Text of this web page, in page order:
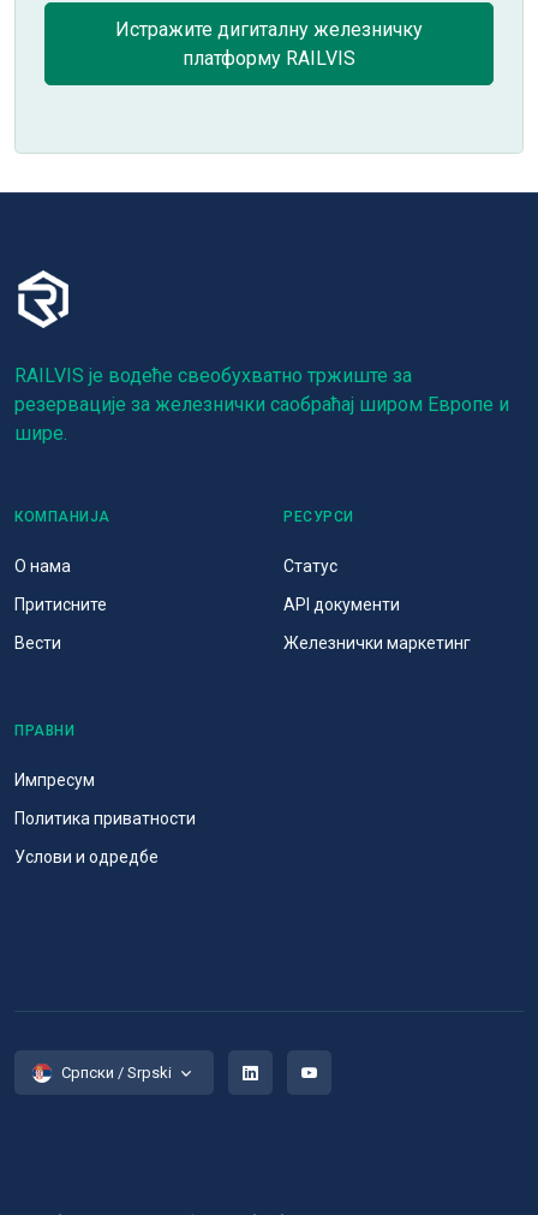
Истражите дигиталну железничку
платформу RAILVIS
RAILVIS је водеће свеобухватно тржиште за
резервације за железнички саобраћај широм Европе и
шире.
КОМПАНИЈА
О нама
Притисните
Вести
РЕСУРСИ
Статус
API документи
Железнички маркетинг
ПРАВНИ
Импресум
Политика приватности
Услови и одредбе
Српски / Srpski